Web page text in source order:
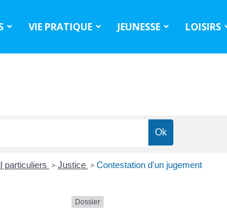
VIE PRATIQUE JEUNESSE LOISIRS
particuliers > Justice > Contestation d'un jugement
Dossier